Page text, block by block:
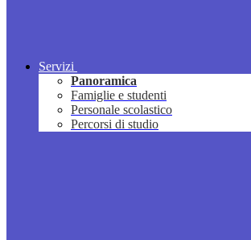
Servizi
Panoramica
Famiglie e studenti
Personale scolastico
Percorsi di studio